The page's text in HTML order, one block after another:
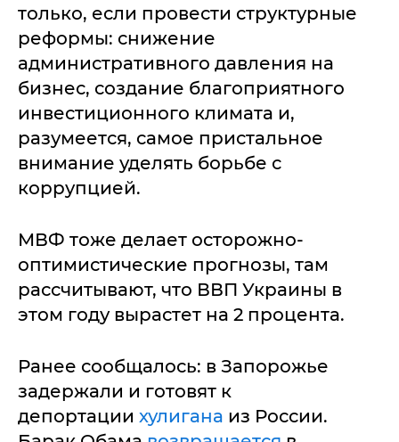
только, если провести структурные
реформы: снижение
административного давления на
бизнес, создание благоприятного
инвестиционного климата и,
разумеется, самое пристальное
внимание уделять борьбе с
коррупцией.
МВФ тоже делает осторожно-
оптимистические прогнозы, там
рассчитывают, что ВВП Украины в
этом году вырастет на 2 процента.
Ранее сообщалось: в Запорожье
задержали и готовят к
депортации хулигана из России.